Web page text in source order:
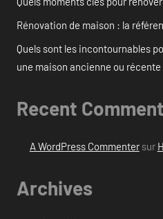
Rénovation de maison : la
Quels sont les incontournables
une maison ancienne ou récente
Recent
A WordPress Commentersur
Archives